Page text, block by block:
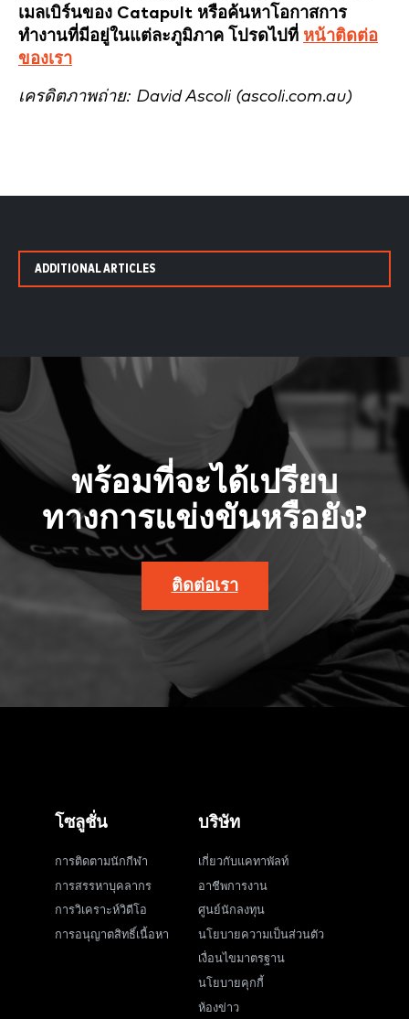
เมลเบิร์นของ Catapult หรือค้นหาโอกาสการ
ทำงานที่มีอยู่ในแต่ละภูมิภาค โปรดไปที่ หน้าติดต่อ
ของเรา
เครดิตภาพถ่าย: David Ascoli (ascoli.com.au)
ADDITIONAL ARTICLES
พร้อมที่จะได้เปรียบ
ทางการแข่งขันหรือยัง?
ติดต่อเรา
โซลูชั่น
การติดตามนักกีฬา
การสรรหาบุคลากร
การวิเคราะห์วิดีโอ
การอนุญาตสิทธิ์เนื้อหา
บริษัท
เกี่ยวกับแคทาพัลท์
อาชีพการงาน
ศูนย์นักลงทุน
นโยบายความเป็นส่วนตัว
เงื่อนไขมาตรฐาน
นโยบายคุกกี้
ห้องข่าว